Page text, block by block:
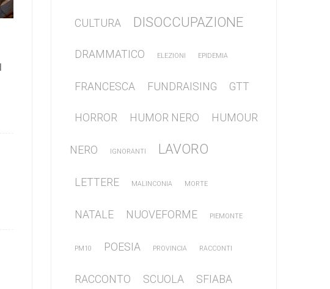
CULTURA DISOCCUPAZIONE
DRAMMATICO ELEZIONI EPIDEMIA
FRANCESCA FUNDRAISING GTT
HORROR HUMOR NERO HUMOUR
NERO IGNORANTI LAVORO
LETTERE MALINCONIA MORTE
NATALE NUOVEFORME PIEMONTE
PM10 POESIA PROVINCIA RACCONTI
RACCONTO SCUOLA SFIABA